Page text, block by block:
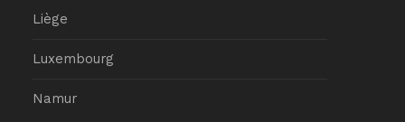
Liège
Luxembourg
Namur